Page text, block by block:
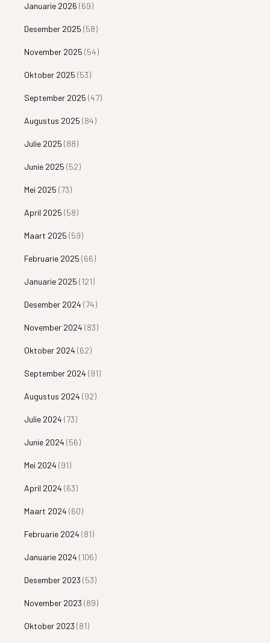
Januarie 2026 (69)
Desember 2025 (58)
November 2025 (54)
Oktober 2025 (53)
September 2025 (47)
Augustus 2025 (84)
Julie 2025 (88)
Junie 2025 (52)
Mei 2025 (73)
April 2025 (58)
Maart 2025 (59)
Februarie 2025 (66)
Januarie 2025 (121)
Desember 2024 (74)
November 2024 (83)
Oktober 2024 (62)
September 2024 (91)
Augustus 2024 (92)
Julie 2024 (73)
Junie 2024 (56)
Mei 2024 (91)
April 2024 (63)
Maart 2024 (60)
Februarie 2024 (81)
Januarie 2024 (106)
Desember 2023 (53)
November 2023 (89)
Oktober 2023 (81)